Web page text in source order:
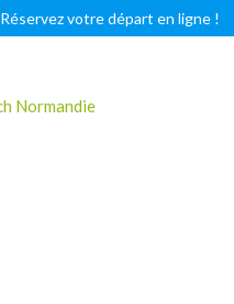
Réservez votre départ en ligne !